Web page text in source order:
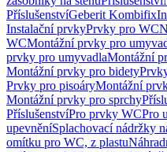
PříslušenstvíGeberit Kombifix
Instalační prvkyPrvky pro WC
WCMontážní prvky pro
prvky pro umyvadlaMontážní
Montážní prvky pro bidety
Prvky pro pisoáryMontážní
Montážní prvky pro sprchy
PříslušenstvíPro prvky WCPro
upevněníSplachovací nádržky
omítku pro WC, z plastu